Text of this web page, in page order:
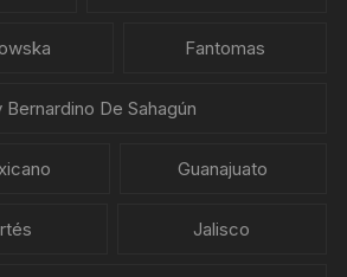
Fantomas
Bernardino De Sahagún
Guanajuato
Jalisco